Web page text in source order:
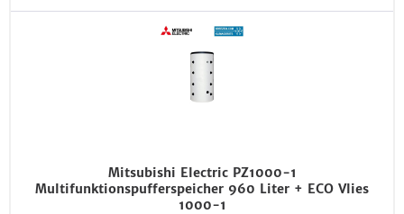
Mitsubishi Electric PZ1000-1
Multifunktionspufferspeicher 960 Liter + ECO Vlies
1000-1